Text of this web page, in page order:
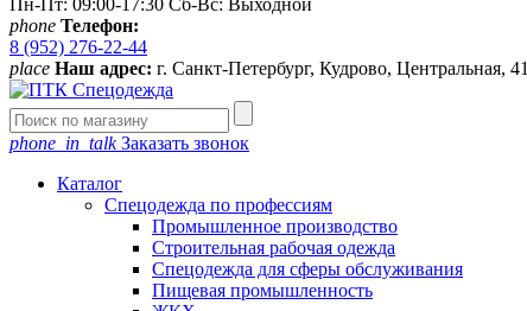
Пн-Пт: 09:00-17:30 Сб-Вс: Выходной
phone Телефон:
8 (952) 276-22-44
place Наш адрес: г. Санкт-Петербург, Кудрово, Центральная, 41
phone_in_talkЗаказать звонок
Каталог
Спецодежда по профессиям
Промышленное производство
Строительная рабочая одежда
Спецодежда для сферы обслуживания
Пищевая промышленность